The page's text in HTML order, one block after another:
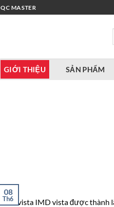
QC MASTER
GIỚI THIỆU SẢN PHẨM
08
Th6
IMD vista IMD vista được thành